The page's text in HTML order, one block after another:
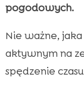
pogodowych.
Nie ważne,
aktywnym na
spędzenie